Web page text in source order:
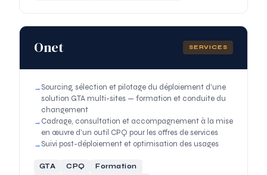
Onet SERVICES
Sourcing, sélection et pilotage du déploiement d'une
solution GTA multi-sites — formation et conduite du
changement
Cadrage, consultation et accompagnement à la mise
en œuvre d'un outil CPQ pour les offres de services
Suivi post-déploiement et optimisation des usages
GTA CPQ Formation